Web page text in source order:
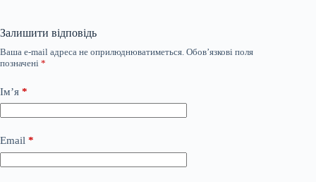
Залишити відповідь
Ваша e-mail адреса не оприлюднюватиметься. Обов’язкові поля
позначені *
Ім’я *
Email *